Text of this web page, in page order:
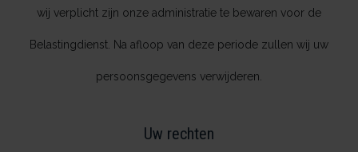
wij verplicht zijn onze administratie te bewaren voor de
Belastingdienst. Na afloop van deze periode zullen wij uw
persoonsgegevens verwijderen.
Uw rechten